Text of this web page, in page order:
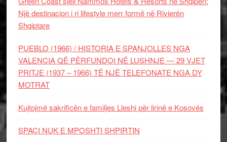
Një destinacion i ri lifestyle merr formë në Rivierën
Shqiptare
PUEBLO (1966) / HISTORIA E SPANJOLLES NGA
VALENCIA QË PËRFUNDOI NË LUSHNJE — 29 VJET
PRITJE (1937 – 1966) TË NJË TELEFONATE NGA DY
MOTRAT
Kujtojmë sakrificën e familjes Lleshi për lirinë e Kosovës
SPAÇI NUK E MPOSHTI SHPIRTIN